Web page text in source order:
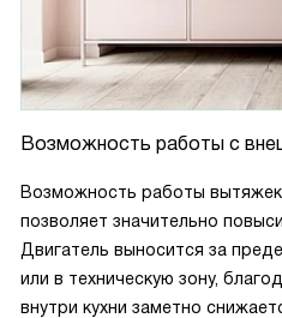
Возможность работы с
Возможность работы
позволяет значительно
Двигатель выносится за
или в техническую зону,
внутри кухни заметно